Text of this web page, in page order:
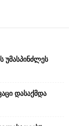
უმასპინძლეს
დასაქმდა